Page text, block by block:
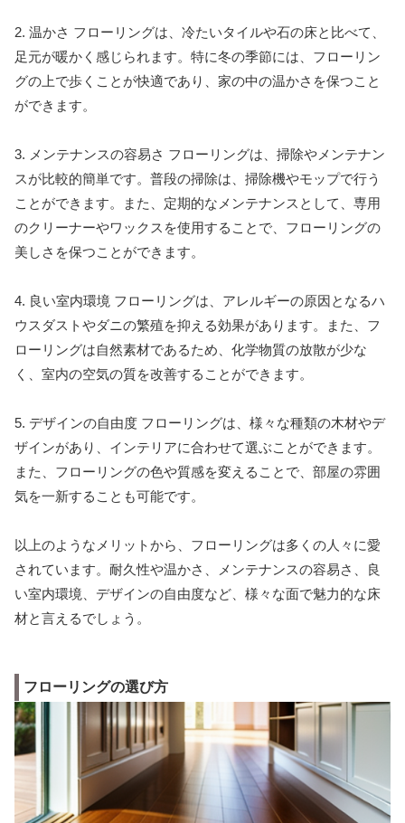
2. 温かさ フローリングは、冷たいタイルや石の床と比べて、
足元が暖かく感じられます。特に冬の季節には、フローリン
グの上で歩くことが快適であり、家の中の温かさを保つこと
ができます。
3. メンテナンスの容易さ フローリングは、掃除やメンテナン
スが比較的簡単です。普段の掃除は、掃除機やモップで行う
ことができます。また、定期的なメンテナンスとして、専用
のクリーナーやワックスを使用することで、フローリングの
美しさを保つことができます。
4. 良い室内環境 フローリングは、アレルギーの原因となるハ
ウスダストやダニの繁殖を抑える効果があります。また、フ
ローリングは自然素材であるため、化学物質の放散が少な
く、室内の空気の質を改善することができます。
5. デザインの自由度 フローリングは、様々な種類の木材やデ
ザインがあり、インテリアに合わせて選ぶことができます。
また、フローリングの色や質感を変えることで、部屋の雰囲
気を一新することも可能です。
以上のようなメリットから、フローリングは多くの人々に愛
されています。耐久性や温かさ、メンテナンスの容易さ、良
い室内環境、デザインの自由度など、様々な面で魅力的な床
材と言えるでしょう。
フローリングの選び方